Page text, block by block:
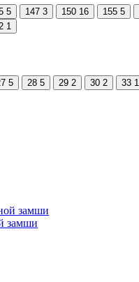
5 147 3 150 16 155 5
1
5 28 5 29 2 30 2 33 1
замши